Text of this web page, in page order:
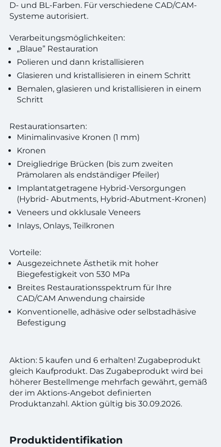
D- und BL-Farben. Für verschiedene CAD/CAM-
Systeme autorisiert.
Verarbeitungsmöglichkeiten:
„Blaue” Restauration
Polieren und dann kristallisieren
Glasieren und kristallisieren in einem Schritt
Bemalen, glasieren und kristallisieren in einem
Schritt
Restaurationsarten:
Minimalinvasive Kronen (1 mm)
Kronen
Dreigliedrige Brücken (bis zum zweiten
Prämolaren als endständiger Pfeiler)
Implantatgetragene Hybrid-Versorgungen
(Hybrid- Abutments, Hybrid-Abutment-Kronen)
Veneers und okklusale Veneers
Inlays, Onlays, Teilkronen
Vorteile:
Ausgezeichnete Ästhetik mit hoher
Biegefestigkeit von 530 MPa
Breites Restaurationsspektrum für Ihre
CAD/CAM Anwendung chairside
Konventionelle, adhäsive oder selbstadhäsive
Befestigung
Aktion: 5 kaufen und 6 erhalten! Zugabeprodukt
gleich Kaufprodukt. Das Zugabeprodukt wird bei
höherer Bestellmenge mehrfach gewährt, gemäß
der im Aktions-Angebot definierten
Produktanzahl. Aktion gültig bis 30.09.2026.
Produktidentifikation